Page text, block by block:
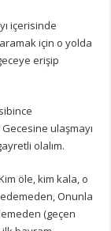
içerisinde
için o yolda
erişip
ulaşmayı
olalım.
öle, kim kala, o
Onunla
(geçen